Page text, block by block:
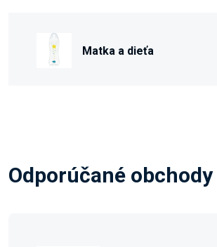
Matka a dieťa
Odporúčané obchody